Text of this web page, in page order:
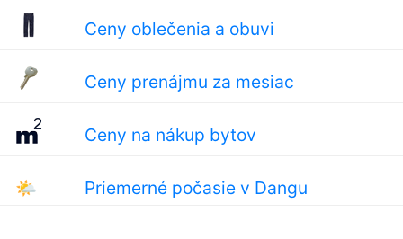
Ceny oblečenia a obuvi
Ceny prenájmu za mesiac
Ceny na nákup bytov
🌤 Priemerné počasie v Dangu